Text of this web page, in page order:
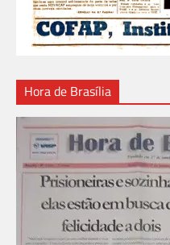
Hora de Brasília